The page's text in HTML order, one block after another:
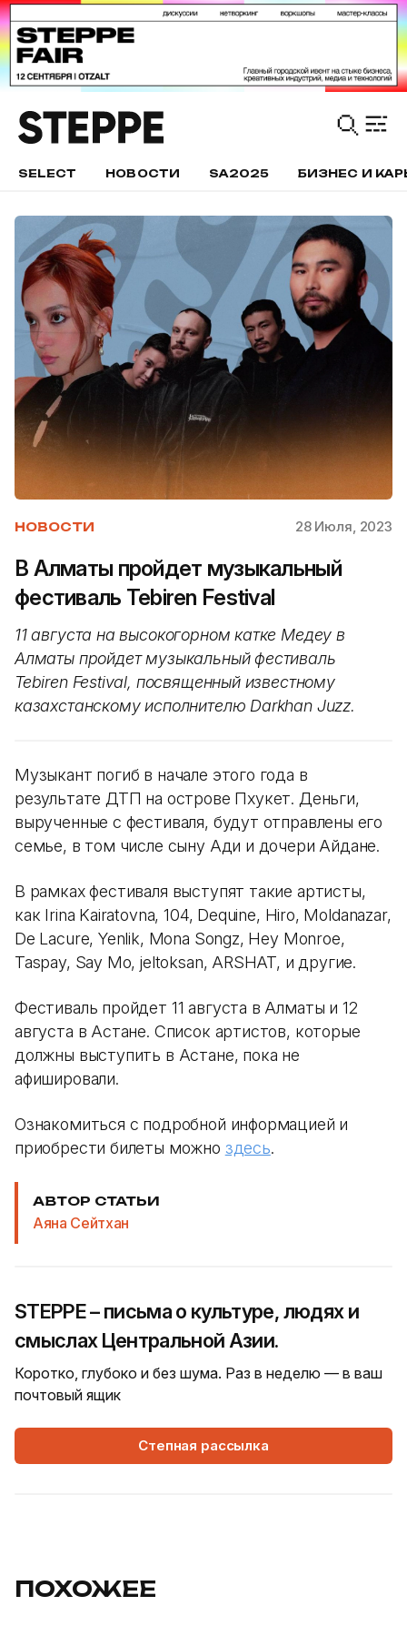
SELECT НОВОСТИ SA2025 БИЗНЕС И
НОВОСТИ 28 Июля, 2023
В Алматы пройдет музыкальный
фестиваль Tebiren Festival
11 августа на высокогорном катке Медеу в
Алматы пройдет музыкальный фестиваль
Tebiren Festival, посвященный известному
казахстанскому исполнителю Darkhan Juzz.
Музыкант погиб в начале этого года в
результате ДТП на острове Пхукет. Деньги,
вырученные с фестиваля, будут отправлены его
семье, в том числе сыну Ади и дочери Айдане.
В рамках фестиваля выступят такие артисты,
как Irina Kairatovna, 104, Dequine, Hiro, Moldanazar,
De Lacure, Yenlik, Mona Songz, Hey Monroe,
Taspay, Say Mo, jeltoksan, ARSHAT, и другие.
Фестиваль пройдет 11 августа в Алматы и 12
августа в Астане. Список артистов, которые
должны выступить в Астане, пока не
афишировали.
Ознакомиться с подробной информацией и
приобрести билеты можно здесь.
АВТОР СТАТЬИ
Аяна Сейтхан
STEPPE – письма о культуре, людях и
смыслах Центральной Азии.
Коротко, глубоко и без шума. Раз в неделю — в ваш
почтовый ящик
Степная рассылка
ПОХОЖЕЕ